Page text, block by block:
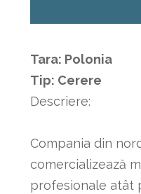
Tara: Polonia
Tip: Cerere
Descriere:
Compania din
comercializează
profesionale atât